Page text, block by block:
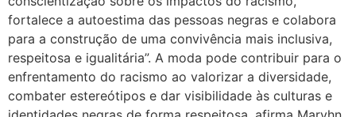
fortalece a autoestima das pessoas negras e colabora
para a construção de uma convivência mais inclusiva,
respeitosa e igualitária”. A moda pode contribuir para o
enfrentamento do racismo ao valorizar a diversidade,
combater estereótipos e dar visibilidade às culturas e